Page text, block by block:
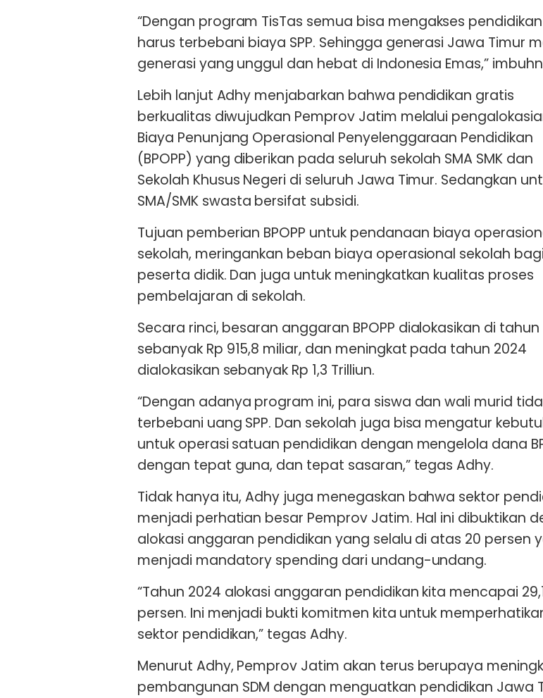
“Dengan program TisTas semua bisa mengakses
harus terbebani biaya SPP. Sehingga generasi Jawa Timur
generasi yang unggul dan hebat di Indonesia Emas,”
Lebih lanjut Adhy menjabarkan bahwa pendidikan gratis
berkualitas diwujudkan Pemprov Jatim melalui
Biaya Penunjang Operasional Penyelenggaraan Pendidikan
(BPOPP) yang diberikan pada seluruh sekolah SMA SMK dan
Sekolah Khusus Negeri di seluruh Jawa Timur. Sedangkan
SMA/SMK swasta bersifat subsidi.
Tujuan pemberian BPOPP untuk pendanaan biaya
sekolah, meringankan beban biaya operasional sekolah bagi
peserta didik. Dan juga untuk meningkatkan kualitas proses
pembelajaran di sekolah.
Secara rinci, besaran anggaran BPOPP dialokasikan di tahun
sebanyak Rp 915,8 miliar, dan meningkat pada tahun 2024
dialokasikan sebanyak Rp 1,3 Trilliun.
“Dengan adanya program ini, para siswa dan wali murid
terbebani uang SPP. Dan sekolah juga bisa mengatur
untuk operasi satuan pendidikan dengan mengelola dana
dengan tepat guna, dan tepat sasaran,” tegas Adhy.
Tidak hanya itu, Adhy juga menegaskan bahwa sektor
menjadi perhatian besar Pemprov Jatim. Hal ini dibuktikan
alokasi anggaran pendidikan yang selalu di atas 20 persen
menjadi mandatory spending dari undang-undang.
“Tahun 2024 alokasi anggaran pendidikan kita mencapai
persen. Ini menjadi bukti komitmen kita untuk
sektor pendidikan,” tegas Adhy.
Menurut Adhy, Pemprov Jatim akan terus berupaya
pembangunan SDM dengan menguatkan pendidikan Jawa